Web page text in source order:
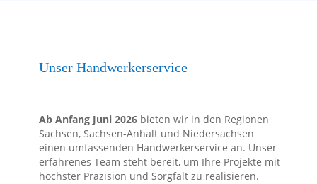
Unser Handwerkerservice
Ab Anfang Juni 2026bieten wir in den Regionen
Sachsen, Sachsen-Anhalt und Niedersachsen
einen umfassenden Handwerkerservice an. Unser
erfahrenes Team steht bereit, um Ihre Projekte mit
höchster Präzision und Sorgfalt zu realisieren.